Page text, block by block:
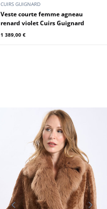
CUIRS GUIGNARD
Veste courte femme agneau
renard violet Cuirs Guignard
1 389,00 €